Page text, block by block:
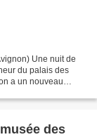
Une nuit de
du palais des
a un nouveau
des